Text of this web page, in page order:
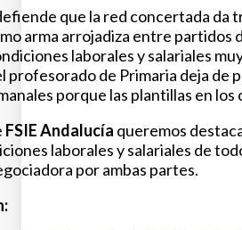
que la red concertada da
arma arrojadiza entre
laborales y salariales
profesorado de Primaria deja de
porque las plantillas en
FSIE Andalucía queremos
laborales y salariales de
por ambas partes.